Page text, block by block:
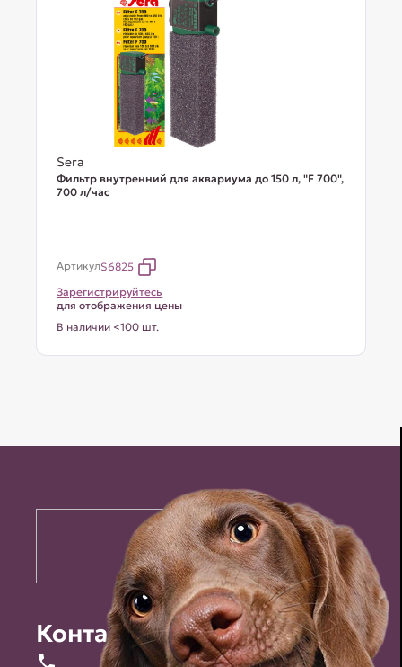
Sera
Фильтр внутренний для аквариума до 150 л, "F 700",
700 л/час
АртикулS6825
Зарегистрируйтесь
для отображения цены
В наличии <100 шт.
Контакты